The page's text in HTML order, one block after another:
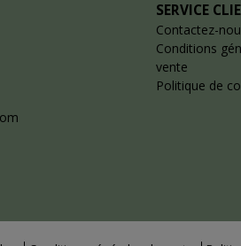
SERVICE
Contactez-
Conditions
vente
Politique de